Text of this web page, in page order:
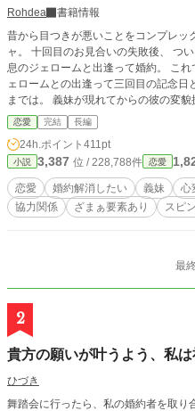
Rohdea
書籍情報
昔から目つきが悪いことをコンプレッ
ャ。 十回目のお見合いの失敗後、 つ
息のジェロームと出逢って婚約。 これで幸せになれる─── ……はずだった。 ジ
ェロームとの出逢って三回目の記念日
までは。 義妹が現れてからの彼の変貌振りにショックを受けて耐えられなくな
ったレティーシャは、 周囲の反対を押
ロームには拒否され挙句の果てにはバカにされてし
納得させるには、彼より上の男性を捕
ーシャは、 公爵家の令息、エドゥア
の曲者で────…… ※『結婚式当日、婚約者と姉に裏切られて惨めに捨てられ
た花嫁ですが』 こちらの話に出て来るヒーローの友人？ 親友？ エドゥアルトに
も春を…… というお声を受けて彼の恋物語(？)と
ゥアルトはこちらの話にも登場して
んの登場もこっちです！(※4/5追記)
恋愛 完結 長編
24h.ポイント 411pt
小説 3,387 位 / 228,788件 恋愛
恋愛 婚約解消したい 義妹 心
協力関係
ざまぁ要素あり スピ
最
2
貴方の願いが叶うよう、私
ひづき
舞踏会に行ったら、私の婚約者を取り